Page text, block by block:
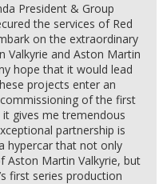
President & Group
the services of Red
on the extraordinary
Valkyrie and Aston Martin
hope that it would lead
projects enter an
of the first
gives me tremendous
partnership is
hypercar that not only
Aston Martin Valkyrie, but
first series production